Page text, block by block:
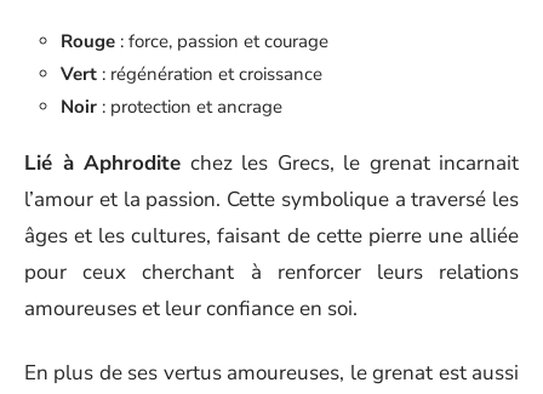
Rouge : force, passion et courage
Vert : régénération et croissance
Noir : protection et ancrage
Lié à Aphrodite chez les Grecs, le grenat incarnait
l’amour et la passion. Cette symbolique a traversé les
âges et les cultures, faisant de cette pierre une alliée
pour ceux cherchant à renforcer leurs relations
amoureuses et leur confiance en soi.
En plus de ses vertus amoureuses, le grenat est aussi